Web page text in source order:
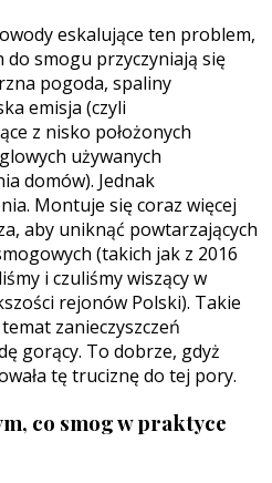
eskalujące ten problem,
do smogu przyczyniają się
pogoda, spaliny
emisja (czyli
z nisko położonych
używanych
domów). Jednak
Montuje się coraz więcej
aby uniknąć powtarzających
(takich jak z 2016
i czuliśmy wiszący w
rejonów Polski). Takie
zanieczyszczeń
gorący. To dobrze, gdyż
tę truciznę do tej pory.
co smog w praktyce